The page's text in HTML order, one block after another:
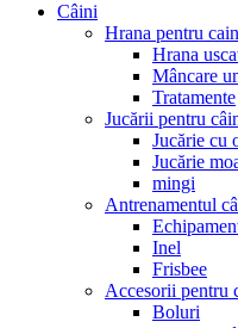
Câini
Hrana pentru
Hrana
Mâncare
Tratamente
Jucării pentru
Jucărie cu
Jucărie
mingi
Antrenamentul
Inel
Frisbee
Accesorii pentru
Boluri